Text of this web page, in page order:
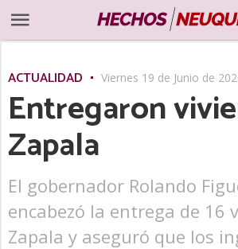
ACTUALIDAD Viernes 19 de Junio de
Entregaron
Zapala
El gobernador Rolando
encabezó la entrega de 16
Zapala y aseguró que los